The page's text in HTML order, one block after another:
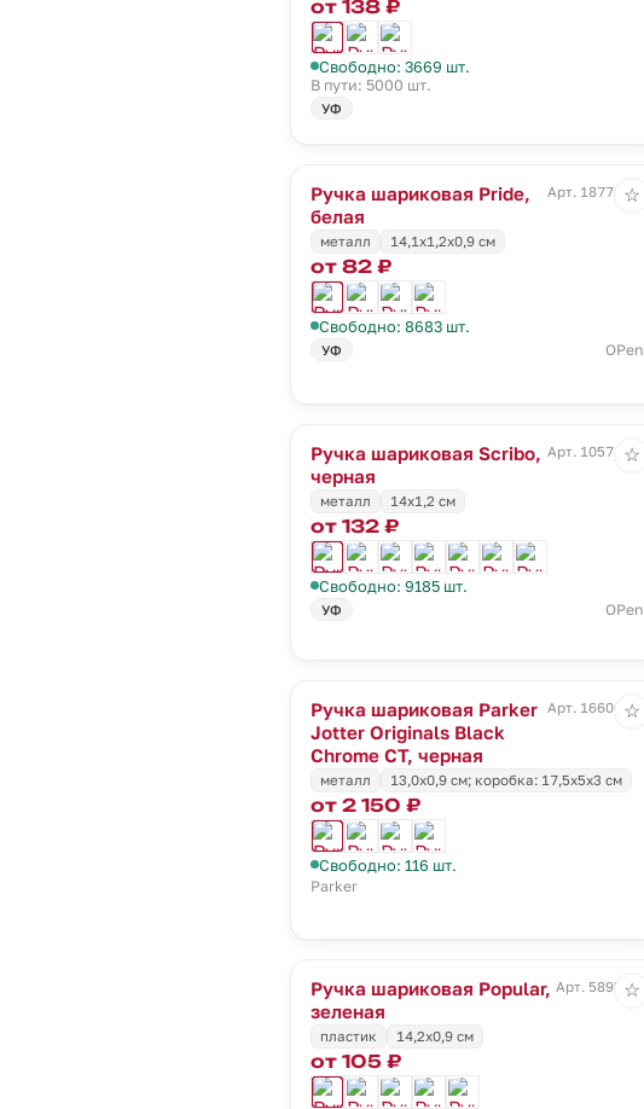
от 138 ₽
Свободно: 3669 шт.
В пути: 5000 шт.
УФ
Ручка шариковая Pride,
белая
Арт. 18776.60
металл 14,1х1,2х0,9 см
от 82 ₽
Свободно: 8683 шт.
УФ OPen
☆
Ручка шариковая Scribo,
черная
Арт. 10571.30
металл 14х1,2 см
от 132 ₽
Свободно: 9185 шт.
УФ OPen
☆
Ручка шариковая Parker
Jotter Originals Black
Chrome CT, черная
Арт. 16606.30
металл 13,0х0,9 см; коробка: 17,5х5х3 см
от 2 150 ₽
Свободно: 116 шт.
Parker
☆
Ручка шариковая Popular,
зеленая
Арт. 5895.90
пластик 14,2х0,9 см
от 105 ₽
☆